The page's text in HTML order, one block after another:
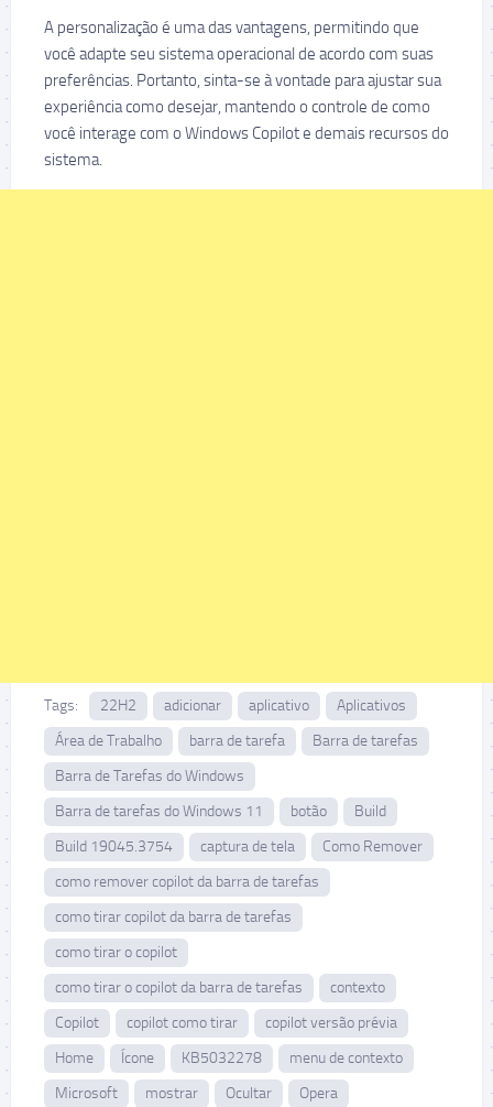
A personalização é uma das vantagens, permitindo que
você adapte seu sistema operacional de acordo com suas
preferências. Portanto, sinta-se à vontade para ajustar sua
experiência como desejar, mantendo o controle de como
você interage com o Windows Copilot e demais recursos do
sistema.
Tags: 22H2 adicionar aplicativo
Aplicativos
Área de Trabalho
barra de tarefa
Barra de tarefas
Barra de Tarefas do Windows
Barra de tarefas do Windows 11
botão
Build
Build 19045.3754
captura de tela
Como Remover
como remover copilot da barra de tarefas
como tirar copilot da barra de tarefas
como tirar o copilot
como tirar o copilot da barra de tarefas
contexto
Copilot
copilot como tirar
copilot versão prévia
Home
Ícone KB5032278
menu de contexto
Microsoft
mostrar Ocultar
Opera